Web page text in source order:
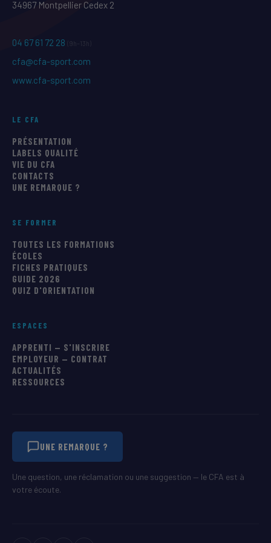
34967 Montpellier Cedex 2
04 67 61 72 28 (9h–13h)
cfa@cfa-sport.com
www.cfa-sport.com
LE CFA
PRÉSENTATION
LABELS QUALITÉ
VIE DU CFA
CONTACTS
UNE REMARQUE ?
SE FORMER
TOUTES LES FORMATIONS
ÉCOLES
FICHES PRATIQUES
GUIDE 2026
QUIZ D'ORIENTATION
ESPACES
APPRENTI — S'INSCRIRE
EMPLOYEUR — CONTRAT
ACTUALITÉS
RESSOURCES
UNE REMARQUE ?
Une question, une réclamation ou une suggestion — le CFA est à
votre écoute.